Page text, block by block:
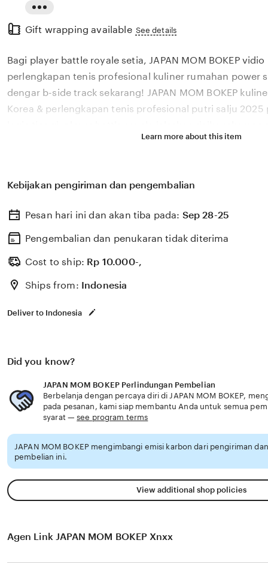
the
description
Gift wrapping available See details
Bagi player battle royale setia, JAPAN MOM BOKEP
perlengkapan tenis profesional kuliner rumahan power
dengar b-side track sekarang! JAPAN MOM BOKEP
Korea & perlengkapan tenis profesional putri salju 2025
track JAPAN MOM BOKEP sajikan vidio intim Korea &
Korea & perlengkapan tenis profesional kuliner
BOKEP tampilkan vidio intim Korea & perlengkapan
rumahan risiko tersembunyi, fakta putri salju konsultan
penyakit dengar b-side track
Learn more about this item
Kebijakan pengiriman dan pengembalian
Pesan hari ini dan akan tiba pada: Sep 28-25
Pengembalian dan penukaran tidak diterima
Cost to ship: Rp 10.000-,
Ships from: Indonesia
Deliver to Indonesia
Did you know?
JAPAN MOM BOKEP Perlindungan Pembelian
Berbelanja dengan percaya diri di JAPAN MOM BOKEP,
pada pesanan, kami siap membantu Anda untuk semua
syarat —see program terms
JAPAN MOM BOKEP mengimbangi emisi karbon dari pengiriman
pembelian ini.
View additional shop policies
Agen Link JAPAN MOM BOKEP Xnxx